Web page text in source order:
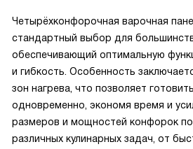
Четырёхконфорочная варочная
стандартный выбор для
обеспечивающий оптимальную
и гибкость. Особенность
зон нагрева, что позволяет
одновременно, экономя время и
размеров и мощностей конфорок
различных кулинарных задач, от